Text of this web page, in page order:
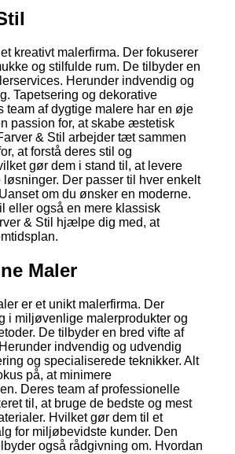
kreativt malerfirma. Der fokuserer
og stilfulde rum. De tilbyder en
Herunder indvendig og
Tapetsering og dekorative
team af dygtige malere har en øje
passion for, at skabe æstetisk
& Stil arbejder tæt sammen
at forstå deres stil og
gør dem i stand til, at levere
Der passer til hver enkelt
om du ønsker en moderne.
eller også en mere klassisk
& Stil hjælpe dig med, at
Maler
er et unikt malerfirma. Der
i miljøvenlige malerprodukter og
De tilbyder en bred vifte af
indvendig og udvendig
og specialiserede teknikker. Alt
på, at minimere
Deres team af professionelle
til, at bruge de bedste og mest
Hvilket gør dem til et
for miljøbevidste kunder. Den
også rådgivning om. Hvordan